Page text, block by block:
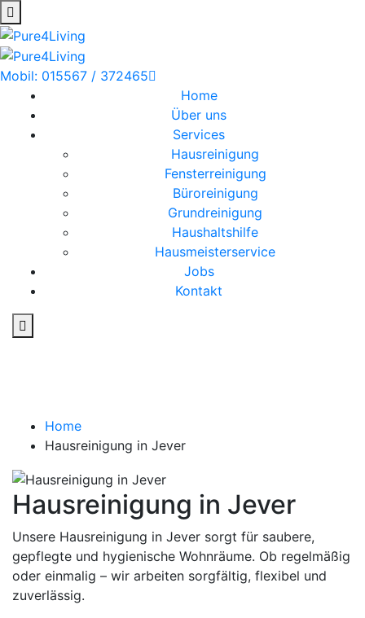
Mobil: 015567 / 372465
Home
Über uns
Services
Hausreinigung
Fensterreinigung
Büroreinigung
Grundreinigung
Haushaltshilfe
Hausmeisterservice
Jobs
Kontakt
Home
Hausreinigung in Jever
Hausreinigung in Jever
Unsere Hausreinigung in Jever sorgt für saubere,
gepflegte und hygienische Wohnräume. Ob regelmäßig
oder einmalig – wir arbeiten sorgfältig, flexibel und
zuverlässig.